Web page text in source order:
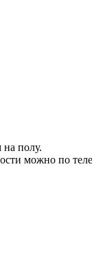
полу.
можно по